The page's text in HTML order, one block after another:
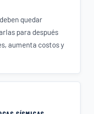
quedar
para después
aumenta costos y